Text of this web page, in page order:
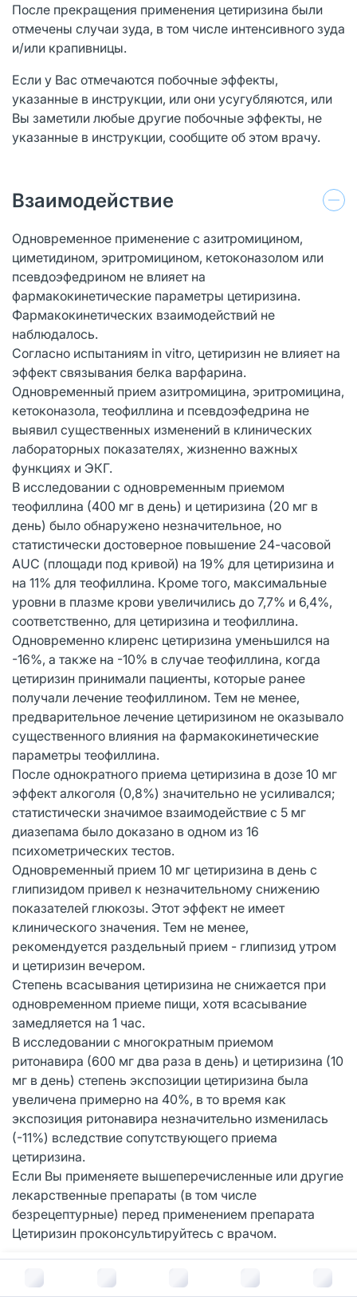
В корзину за
После прекращения применения цетиризина были
отмечены случаи зуда, в том числе интенсивного зуда
и/или крапивницы.
Если у Вас отмечаются побочные эффекты,
указанные в инструкции, или они усугубляются, или
Вы заметили любые другие побочные эффекты, не
указанные в инструкции, сообщите об этом врачу.
Взаимодействие
Одновременное применение с азитромицином,
циметидином, эритромицином, кетоконазолом или
псевдоэфедрином не влияет на
фармакокинетические параметры цетиризина.
Фармакокинетических взаимодействий не
наблюдалось.
Согласно испытаниям in vitro, цетиризин не влияет на
эффект связывания белка варфарина.
Одновременный прием азитромицина, эритромицина,
кетоконазола, теофиллина и псевдоэфедрина не
выявил существенных изменений в клинических
лабораторных показателях, жизненно важных
функциях и ЭКГ.
В исследовании с одновременным приемом
теофиллина (400 мг в день) и цетиризина (20 мг в
день) было обнаружено незначительное, но
статистически достоверное повышение 24-часовой
AUC (площади под кривой) на 19% для цетиризина и
на 11% для теофиллина. Кроме того, максимальные
уровни в плазме крови увеличились до 7,7% и 6,4%,
соответственно, для цетиризина и теофиллина.
Одновременно клиренс цетиризина уменьшился на
-16%, а также на -10% в случае теофиллина, когда
цетиризин принимали пациенты, которые ранее
получали лечение теофиллином. Тем не менее,
предварительное лечение цетиризином не оказывало
существенного влияния на фармакокинетические
параметры теофиллина.
После однократного приема цетиризина в дозе 10 мг
эффект алкоголя (0,8%) значительно не усиливался;
статистически значимое взаимодействие с 5 мг
диазепама было доказано в одном из 16
психометрических тестов.
Одновременный прием 10 мг цетиризина в день с
глипизидом привел к незначительному снижению
показателей глюкозы. Этот эффект не имеет
клинического значения. Тем не менее,
рекомендуется раздельный прием - глипизид утром
и цетиризин вечером.
Степень всасывания цетиризина не снижается при
одновременном приеме пищи, хотя всасывание
замедляется на 1 час.
В исследовании с многократным приемом
ритонавира (600 мг два раза в день) и цетиризина (10
мг в день) степень экспозиции цетиризина была
увеличена примерно на 40%, в то время как
экспозиция ритонавира незначительно изменилась
(-11%) вследствие сопутствующего приема
цетиризина.
Если Вы применяете вышеперечисленные или другие
лекарственные препараты (в том числе
безрецептурные) перед применением препарата
Цетиризин проконсультируйтесь с врачом.